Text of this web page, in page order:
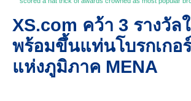
XS.com คว้า 3 รางวัล
พร้อมขึ้นแท่นโบรกเกอ
แห่งภูมิภาค MENA